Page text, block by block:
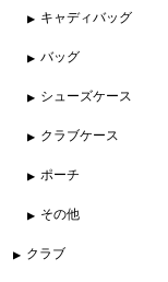
キャディバッグ
バッグ
シューズケース
クラブケース
ポーチ
その他
クラブ